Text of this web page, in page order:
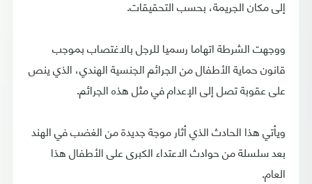
إلى مكان الجريمة، بحسب التحقيقات.
ووجهت الشرطة اتهاما رسميا للرجل بالاغتصاب بموجب
قانون حماية الأطفال من الجرائم الجنسية الهندي، الذي ينص
على عقوبة تصل إلى الإعدام في مثل هذه الجرائم.
ويأتي هذا الحادث الذي أثار موجة جديدة من الغضب في الهند
بعد سلسلة من حوادث الاعتداء الكبرى على الأطفال هذا
العام.